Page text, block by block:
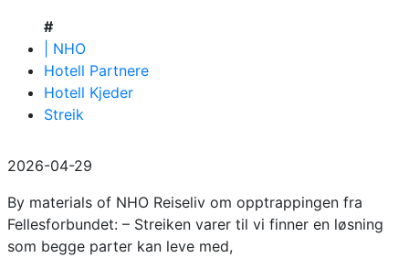
#
| NHO
Hotell Partnere
Hotell Kjeder
Streik
2026-04-29
By materials of NHO Reiseliv om opptrappingen fra
Fellesforbundet: – Streiken varer til vi finner en løsning
som begge parter kan leve med,